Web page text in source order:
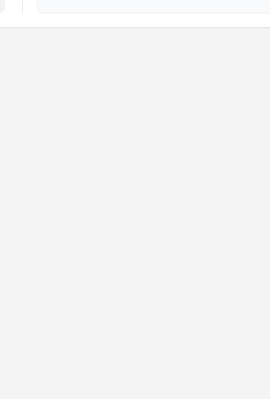
işlenmesini kabul ediyorum.